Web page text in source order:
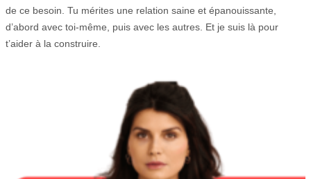
de ce besoin. Tu mérites une relation saine et épanouissante,
d’abord avec toi-même, puis avec les autres. Et je suis là pour
t’aider à la construire.